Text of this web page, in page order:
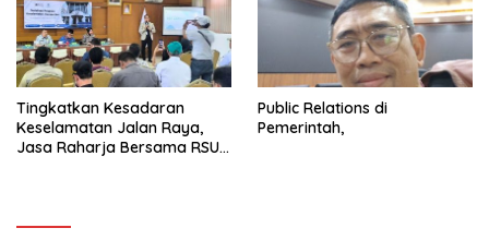
Tingkatkan Kesadaran
Keselamatan Jalan Raya,
Jasa Raharja Bersama RSU
Public Relations di
Pemerintah,